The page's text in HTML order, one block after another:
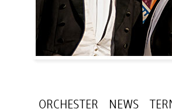
ORCHESTER NEWS